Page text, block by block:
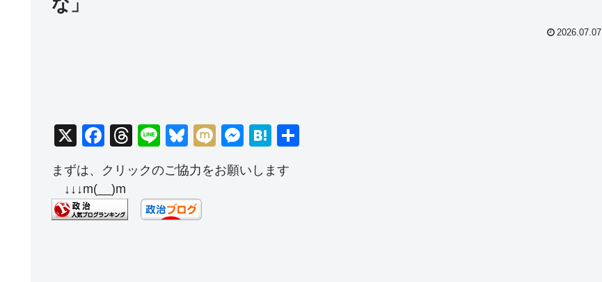
2026.07.07
X
F
c
e
b
T
e
a
d
Li
e
Bl
u
e
sk
y
M
M
ss
H
e
まずは、クリックのご協力をお願いします
↓↓↓m(__)m